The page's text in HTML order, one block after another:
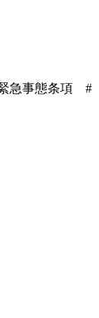
急事態条項 #